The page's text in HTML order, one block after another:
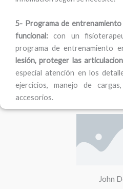
5- Programa de
funcional:con un
programa de entrenamiento
lesión, proteger las
especial atención en los
ejercicios, manejo de
accesorios.
John
F
e
o
T
t